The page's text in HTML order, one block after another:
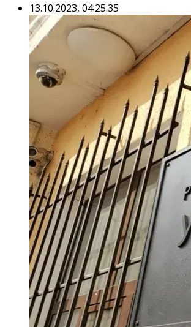
13.10.2023, 04:25:35